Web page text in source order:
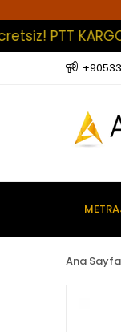
KARGO-
Ana Sayfa